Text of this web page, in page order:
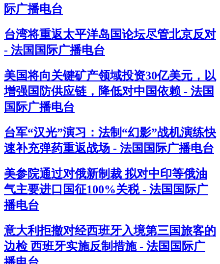
际广播电台
台湾将重返太平洋岛国论坛尽管北京反对
- 法国国际广播电台
美国将向关键矿产领域投资30亿美元，以
增强国防供应链，降低对中国依赖 - 法国
国际广播电台
台军“汉光”演习：法制“幻影”战机演练快
速补充弹药重返战场 - 法国国际广播电台
美参院通过对俄新制裁 拟对中印等俄油
气主要进口国征100%关税 - 法国国际广
播电台
意大利拒撤对经西班牙入境第三国旅客的
边检 西班牙实施反制措施 - 法国国际广